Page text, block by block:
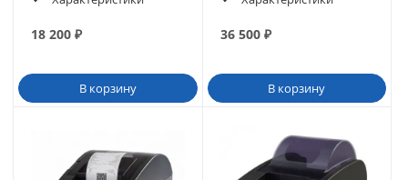
18 200 ₽
В корзину
36 500₽
В корзину